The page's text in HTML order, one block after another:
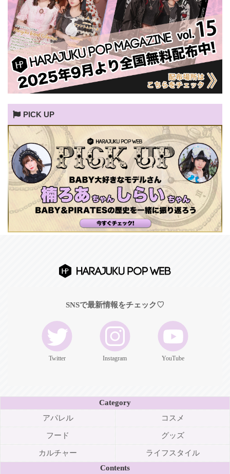
PICK UP
SNSで最新情報をチェック♡
Twitter Instagram YouTube
Category
アパレル
コスメ
フード グッズ
カルチャー
ライフスタイル
Contents